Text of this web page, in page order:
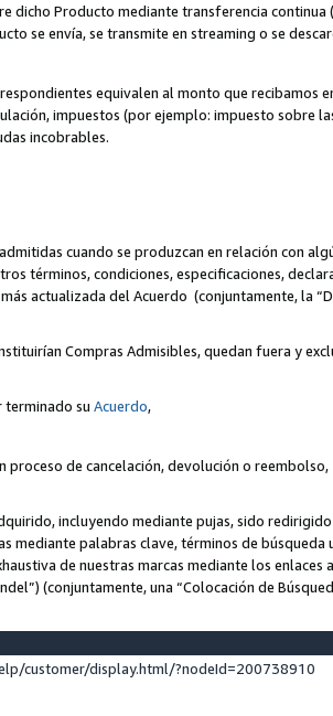
dicho Producto mediante transferencia
se envía, se transmite en streaming o se
equivalen al monto que recibamos
impuestos (por ejemplo: impuesto sobre
incobrables.
cuando se produzcan en relación con
términos, condiciones, especificaciones,
actualizada del Acuerdo (conjuntamente, la
Compras Admisibles, quedan fuera y
terminado su Acuerdo,
proceso de cancelación, devolución o reembolso,
incluyendo mediante pujas, sido
mediante palabras clave, términos de
de nuestras marcas mediante los
(conjuntamente, una “Colocación de
customer/display.html/?nodeId=200738910